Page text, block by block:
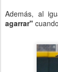
Además, al
agarrar"